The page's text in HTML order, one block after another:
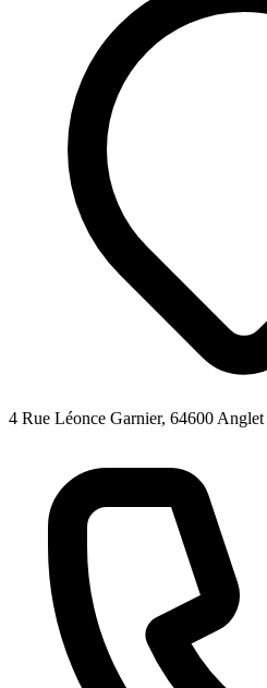
4 Rue Léonce Garnier, 64600 Anglet